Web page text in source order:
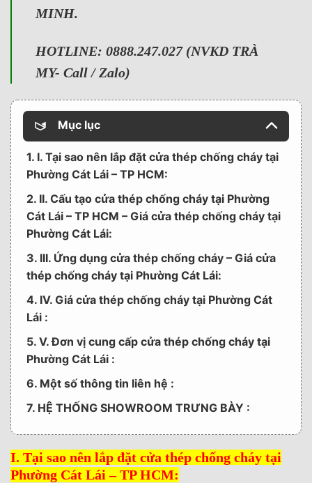
MINH.
HOTLINE: 0888.247.027 (NVKD TRÀ
MY- Call / Zalo)
Mục lục
1. I. Tại sao nên lắp đặt cửa thép chống cháy tại
Phường Cát Lái – TP HCM:
2. II. Cấu tạo cửa thép chống cháy tại Phường
Cát Lái – TP HCM – Giá cửa thép chống cháy tại
Phường Cát Lái:
3. III. Ứng dụng cửa thép chống cháy – Giá cửa
thép chống cháy tại Phường Cát Lái:
4. IV. Giá cửa thép chống cháy tại Phường Cát
Lái :
5. V. Đơn vị cung cấp cửa thép chống cháy tại
Phường Cát Lái :
6. Một số thông tin liên hệ :
7. HỆ THỐNG SHOWROOM TRƯNG BÀY :
I. Tại sao nên lắp đặt cửa thép chống cháy tại
Phường Cát Lái – TP HCM: